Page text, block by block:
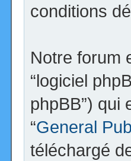
conditions
Notre forum
“logiciel
phpBB”) qui
“General
téléchargé